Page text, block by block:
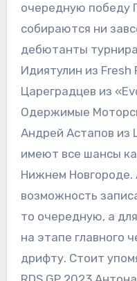
очередную победу
собираются ни
дебютанты
Идиятулин из Fresh
Цареградцев из
Одержимые
Андрей Астапов из
имеют все шансы
Нижнем Новгороде.
возможность
то очередную, а
на этапе главного
дрифту. Стоит